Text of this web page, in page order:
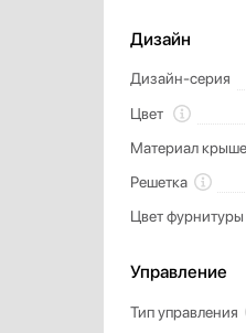
Дизайн
Дизайн-серия
Цвет
Материал
Решетка
Цвет
Управление
Тип